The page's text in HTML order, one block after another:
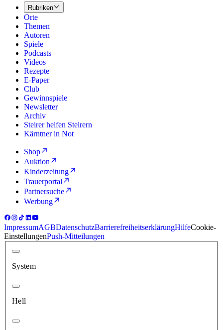
Rubriken
Orte
Themen
Autoren
Spiele
Podcasts
Videos
Rezepte
E-Paper
Club
Gewinnspiele
Newsletter
Archiv
Steirer helfen Steirern
Kärntner in Not
Shop
Auktion
Kinderzeitung
Trauerportal
Partnersuche
Werbung
ImpressumAGBDatenschutzBarrierefreiheitserklärungHilfeCookie-
EinstellungenPush-Mitteilungen
System
Hell